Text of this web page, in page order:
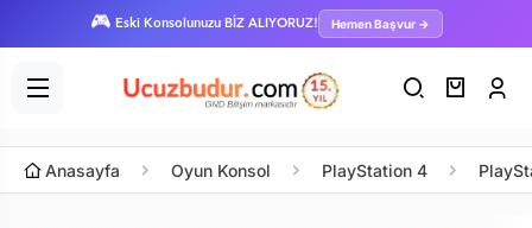
🎮 Eski Konsolunuzu BİZ ALIYORUZ! Hemen Başvur →
Anasayfa Oyun Konsol PlayStation 4